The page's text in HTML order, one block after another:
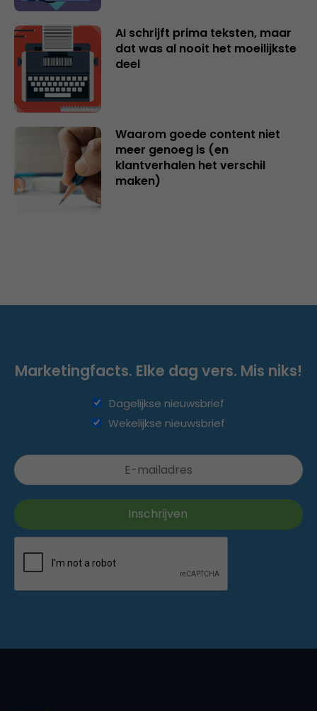
AI schrijft prima teksten, maar
dat was al nooit het moeilijkste
deel
Waarom goede content niet
meer genoeg is (en
klantverhalen het verschil
maken)
Marketingfacts. Elke dag vers. Mis niks!
Dagelijkse nieuwsbrief
Wekelijkse nieuwsbrief